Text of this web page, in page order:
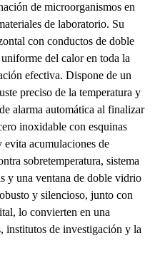
de microorganismos en
de laboratorio. Su
con conductos de doble
del calor en toda la
efectiva. Dispone de un
preciso de la temperatura y
alarma automática al finalizar
inoxidable con esquinas
acumulaciones de
sobretemperatura, sistema
y una ventana de doble vidrio
y silencioso, junto con
lo convierten en una
institutos de investigación y la